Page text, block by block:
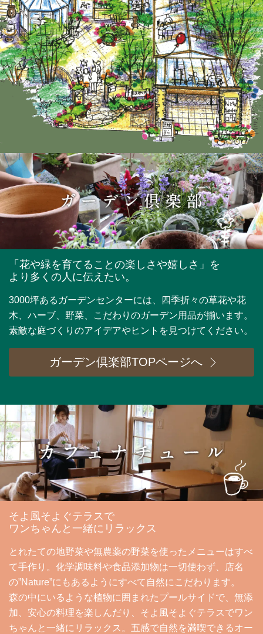
「花や緑を育てることの楽しさや嬉しさ」を
より多くの人に伝えたい。
3000坪あるガーデンセンターには、四季折々の草花や花
木、ハーブ、野菜、こだわりのガーデン用品が揃います。
素敵な庭づくりのアイデアやヒントを見つけてください。
ガーデン倶楽部TOPページへ
そよ風そよぐテラスで
ワンちゃんと一緒にリラックス
とれたての地野菜や無農薬の野菜を使ったメニューはすべ
て手作り。化学調味料や食品添加物は一切使わず、店名
の”Nature”にもあるようにすべて自然にこだわります。
森の中にいるような植物に囲まれたプールサイドで、無添
加、安心の料理を楽しんだり、そよ風そよぐテラスでワン
ちゃんと一緒にリラックス。五感で自然を満喫できるオー